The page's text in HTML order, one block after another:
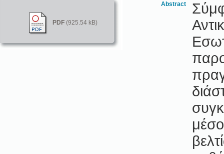
PDF(925.54 kB)
Abstract